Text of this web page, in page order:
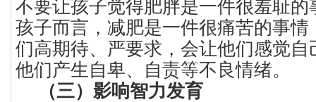
不要让孩子觉得肥胖是一件很羞耻的
孩子而言，减肥是一件很痛苦的事情
们高期待、严要求，会让他们感觉自
他们产生自卑、自责等不良情绪。
（三）影响智力发育